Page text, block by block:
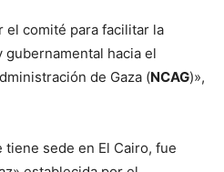
el comité para facilitar la
hacia el
de Gaza (NCAG)»,
tiene sede en El Cairo, fue